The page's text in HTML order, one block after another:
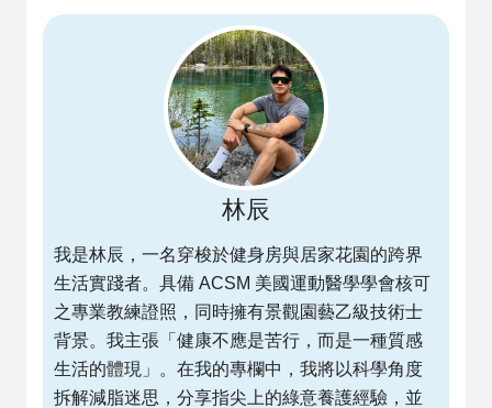
林辰
我是林辰，一名穿梭於健身房與居家花園的跨界
生活實踐者。具備 ACSM 美國運動醫學學會核可
之專業教練證照，同時擁有景觀園藝乙級技術士
背景。我主張「健康不應是苦行，而是一種質感
生活的體現」。在我的專欄中，我將以科學角度
拆解減脂迷思，分享指尖上的綠意養護經驗，並